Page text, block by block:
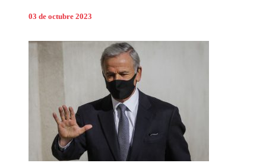
03 de octubre 2023